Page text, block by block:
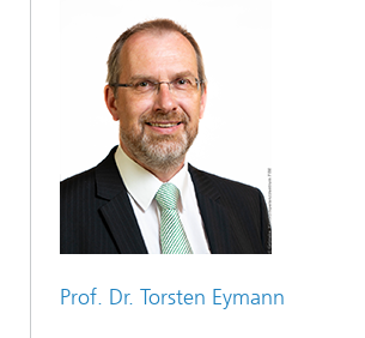
Prof. Dr. Torsten Eymann